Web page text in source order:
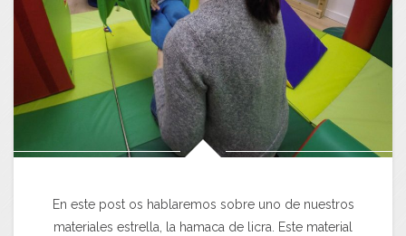
En este post os hablaremos sobre uno de nuestros
materiales estrella, la hamaca de licra. Este material